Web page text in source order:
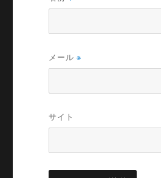
メール※
サイト